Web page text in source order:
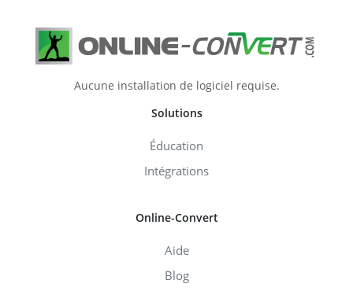
Aucune installation de logiciel requise.
Solutions
Éducation
Intégrations
Online-Convert
Aide
Blog